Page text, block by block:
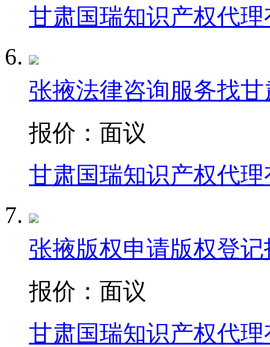
甘肃国瑞知识产权代
张掖法律咨询服务找
报价： 面议
甘肃国瑞知识产权代
张掖版权申请版权登
报价： 面议
甘肃国瑞知识产权代